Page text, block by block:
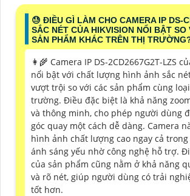
😓 ĐIỀU GÌ LÀM CHO CAMERA IP DS-
SẮC NÉT CỦA HIKVISION NỔI BẬT SO
SẢN PHẨM KHÁC TRÊN THỊ
👩‍🌾 Camera IP DS-2CD2667G2T-LZS
nổi bật với chất lượng hình ảnh sắc
vượt trội so với các sản phẩm cùng
trường. Điều đặc biệt là khả năng
và thông minh, cho phép người dùng
góc quay một cách dễ dàng. Camera
hình ảnh chất lượng cao ngay cả
ánh sáng yếu nhờ công nghệ hỗ trợ.
của sản phẩm cũng nằm ở khả năng
và rõ nét, giúp người dùng có trải
tốt hơn.